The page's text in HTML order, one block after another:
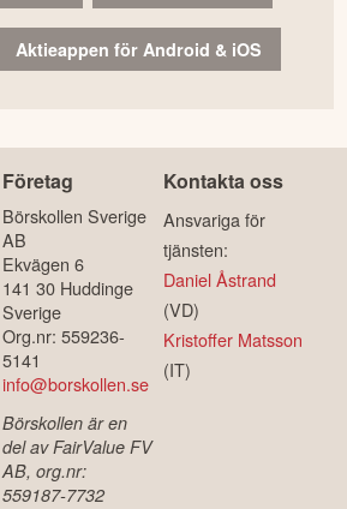
Aktieappen för Android & iOS
Företag
Börskollen Sverige
AB
Ekvägen 6
141 30 Huddinge
Sverige
Org.nr: 559236-
5141
info@borskollen.se
Börskollen är en
del av FairValue FV
AB, org.nr:
559187-7732
Kontakta oss
Ansvariga för
tjänsten:
Daniel Åstrand
(VD)
Kristoffer Matsson
(IT)